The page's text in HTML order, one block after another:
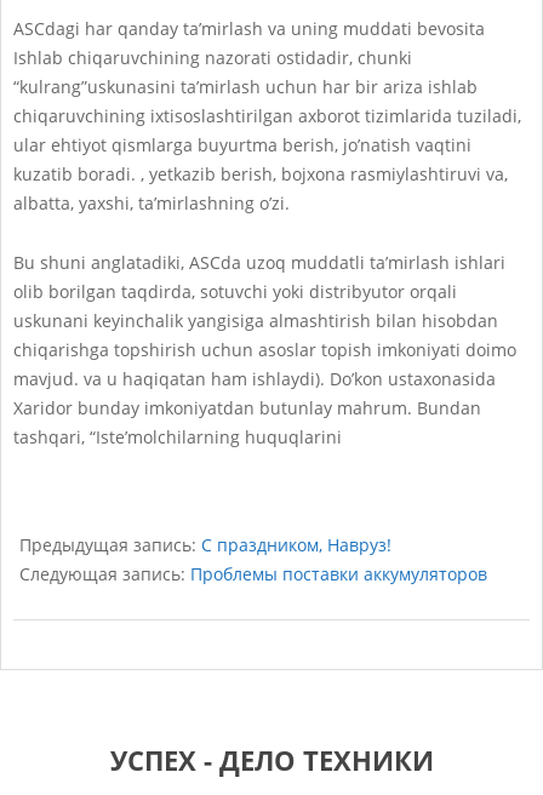
АSCdagi har qanday ta’mirlash va uning muddati bevosita
Ishlab chiqaruvchining nazorati ostidadir, chunki
“kulrang”uskunasini ta’mirlash uchun har bir ariza ishlab
chiqaruvchining ixtisoslashtirilgan axborot tizimlarida tuziladi,
ular ehtiyot qismlarga buyurtma berish, jo’natish vaqtini
kuzatib boradi. , yetkazib berish, bojxona rasmiylashtiruvi va,
albatta, yaxshi, ta’mirlashning o’zi.
Bu shuni anglatadiki, ASCda uzoq muddatli ta’mirlash ishlari
olib borilgan taqdirda, sotuvchi yoki distribyutor orqali
uskunani keyinchalik yangisiga almashtirish bilan hisobdan
chiqarishga topshirish uchun asoslar topish imkoniyati doimo
mavjud. va u haqiqatan ham ishlaydi). Do’kon ustaxonasida
Xaridor bunday imkoniyatdan butunlay mahrum. Bundan
tashqari, “Iste’molchilarning huquqlarini
07-
26
Предыдущая запись: С праздником, Навруз!
Следующая запись: Проблемы поставки аккумуляторов
УСПЕХ - ДЕЛО ТЕХНИКИ